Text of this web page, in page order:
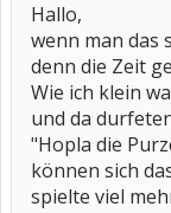
Hallo,
wenn man das
denn die Zeit
Wie ich klein
und da
"Hopla die
können sich
spielte viel